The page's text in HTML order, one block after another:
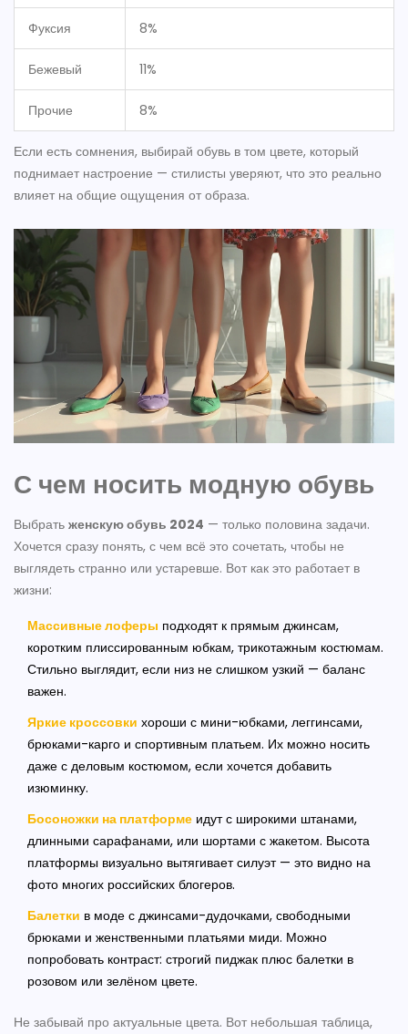
Фуксия 8%
Бежевый 11%
Прочие 8%
Если есть сомнения, выбирай обувь в том цвете, который
поднимает настроение — стилисты уверяют, что это реально
влияет на общие ощущения от образа.
С чем носить модную обувь
Выбрать женскую обувь 2024 — только половина задачи.
Хочется сразу понять, с чем всё это сочетать, чтобы не
выглядеть странно или устаревше. Вот как это работает в
жизни:
Массивные лоферы подходят к прямым джинсам,
коротким плиссированным юбкам, трикотажным костюмам.
Стильно выглядит, если низ не слишком узкий — баланс
важен.
Яркие кроссовки хороши с мини-юбками, леггинсами,
брюками-карго и спортивным платьем. Их можно носить
даже с деловым костюмом, если хочется добавить
изюминку.
Босоножки на платформе идут с широкими штанами,
длинными сарафанами, или шортами с жакетом. Высота
платформы визуально вытягивает силуэт — это видно на
фото многих российских блогеров.
Балетки в моде с джинсами-дудочками, свободными
брюками и женственными платьями миди. Можно
попробовать контраст: строгий пиджак плюс балетки в
розовом или зелёном цвете.
Не забывай про актуальные цвета. Вот небольшая таблица,